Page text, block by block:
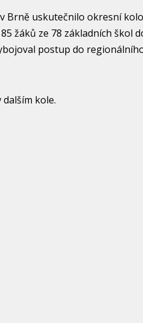
Brně uskutečnilo okresní
žáků ze 78 základních škol
postup do
kole.